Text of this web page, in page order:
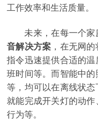
工作效率和生活质量。
未来，在每一个
音解决方案 ，在无网
指令迅速提供合适的
班时间等。而智能中
等，均可以在离线状态
就能完成开关灯的动
行为等。